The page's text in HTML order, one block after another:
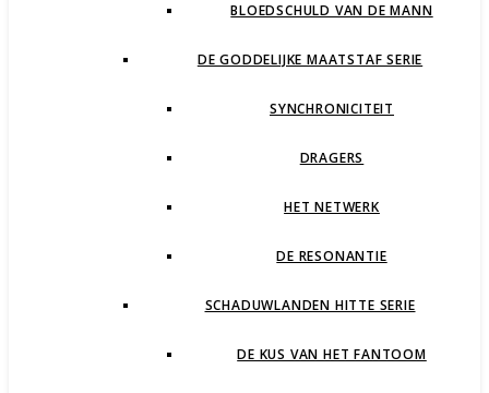
BLOEDSCHULD VAN DE MANN
DE GODDELIJKE MAATSTAF SERIE
SYNCHRONICITEIT
DRAGERS
HET NETWERK
DE RESONANTIE
SCHADUWLANDEN HITTE SERIE
DE KUS VAN HET FANTOOM